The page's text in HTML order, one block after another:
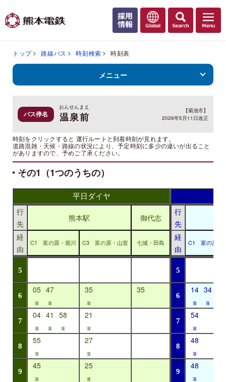
トップ 路線バス 時刻検索 時刻表
メニュー
バス停名 温泉前
おんせんまえ
【菊池市】
2026年5月11日改正
時刻をクリックすると 運行ルートと到着時刻が見れます。
道路混雑・天候・路線の状況により、予定時刻に多少の違いが出ること
がありますので、予めご了承ください。
その1（1つのうちの）
平日ダイヤ
行
先
熊本駅
御代志
経
由
C1 富の原・堀川 C3 富の原・山室 七城・田島
5
6
05
蓮
47
蓮
35
蓮
35
7
04
蓮
41
蓮
58
蓮
21
蓮
8
55
蓮
27
蓮
9
45
蓮
25
蓮
行
先
経
由
C1 富の原・
5
6
14
蓮
34
蓮
7
54
蓮
8
48
蓮
9
48
蓮